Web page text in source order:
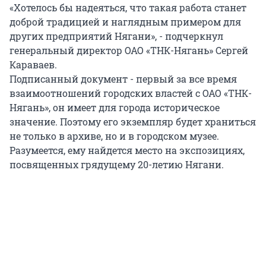
«Хотелось бы надеяться, что такая работа станет
доброй традицией и наглядным примером для
других предприятий Нягани», - подчеркнул
генеральный директор ОАО «ТНК-Нягань» Сергей
Караваев.
Подписанный документ - первый за все время
взаимоотношений городских властей с ОАО «ТНК-
Нягань», он имеет для города историческое
значение. Поэтому его экземпляр будет храниться
не только в архиве, но и в городском музее.
Разумеется, ему найдется место на экспозициях,
посвященных грядущему 20-летию Нягани.